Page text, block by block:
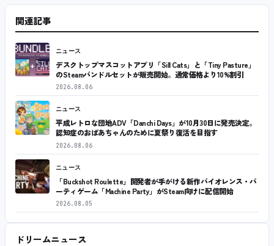
関連記事
ニュース
デスクトップマスコットアプリ「Sill Cats」と「Tiny Pasture」
のSteamバンドルセットが販売開始。通常価格より10%割引
2026.08.06
ニュース
平成レトロな団地ADV「Danchi Days」が10月30日に発売決定。
認知症のおばあちゃんのために夏祭り復活を目指す
2026.08.06
ニュース
「Buckshot Roulette」開発者が手がける新作バイオレンス・パ
ーティゲーム「Machine Party」がSteam向けに配信開始
2026.08.05
ドリームニュース